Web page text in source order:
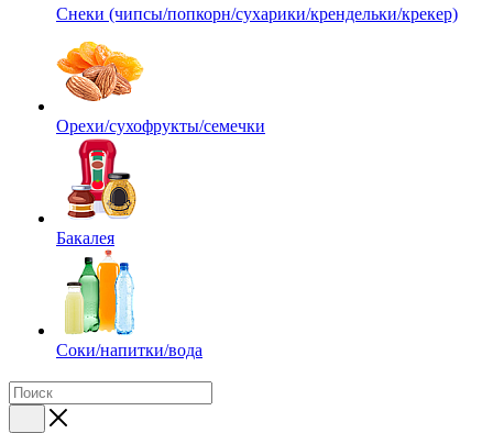
Снеки (чипсы/попкорн/сухарики/крендельки/крекер)
Орехи/сухофрукты/семечки
Бакалея
Соки/напитки/вода